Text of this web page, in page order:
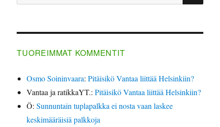
TUOREIMMAT KOMMENTIT
Osmo Soininvaara:Pitäisikö Vantaa liittää Helsinkiin?
Vantaa ja ratikkaYT.:Pitäisikö Vantaa liittää Helsinkiin?
Ö:Sunnuntain tuplapalkka ei nosta vaan laskee
keskimääräisiä palkkoja